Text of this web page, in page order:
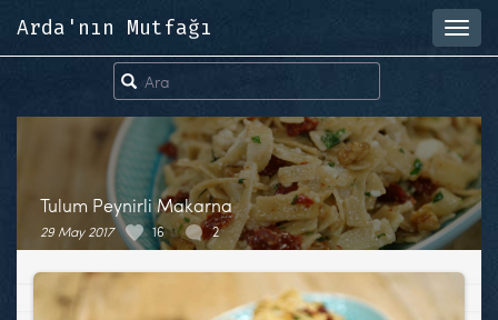
Arda'nın Mutfağı
Tulum Peynirli Makarna
29 May 2017 16 2